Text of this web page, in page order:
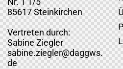
Nr. 1 1/5
85617 Steinkirchen
Vertreten durch:
Sabine Ziegler
sabine.ziegler@daggws.
de